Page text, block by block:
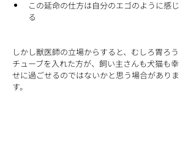
この延命の仕方は自分のエゴのように感じ
る
しかし獣医師の立場からすると、むしろ胃ろう
チューブを入れた方が、飼い主さんも犬猫も幸
せに過ごせるのではないかと思う場合がありま
す。